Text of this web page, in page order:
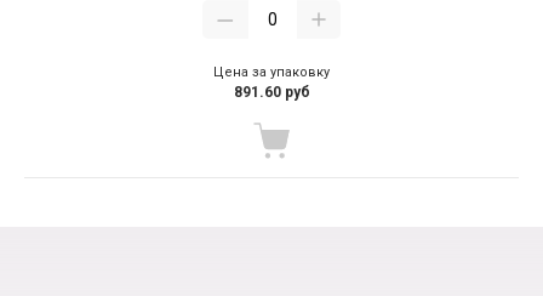
Цена за упаковку
891.60 руб